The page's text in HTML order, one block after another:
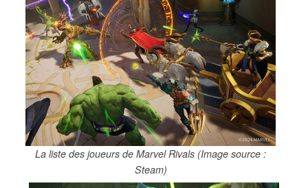
La liste des joueurs de Marvel Rivals (Image source :
Steam)